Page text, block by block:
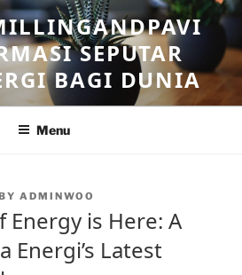
SEPUTAR
BAGI DUNIA
Menu
ADMINWOO
Energy is Here: A
Energi’s Latest